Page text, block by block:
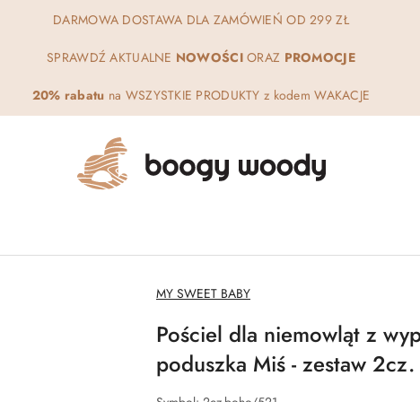
DARMOWA DOSTAWA DLA ZAMÓWIEŃ OD 299 ZŁ
SPRAWDŹ AKTUALNE NOWOŚCIORAZ PROMOCJE
20% rabatu na WSZYSTKIE PRODUKTY z kodem WAKACJE
NAZWA
PRODUCENTA:
MY SWEET BABY
Pościel dla niemowląt z
poduszka Miś - zestaw